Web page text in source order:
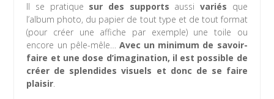
Il se pratique sur des supports aussi variés que
l’album photo, du papier de tout type et de tout format
(pour créer une affiche par exemple) une toile ou
encore un pêle-mêle… Avec un minimum de savoir-
faire et une dose d’imagination, il est possible de
créer de splendides visuels et donc de se faire
plaisir.